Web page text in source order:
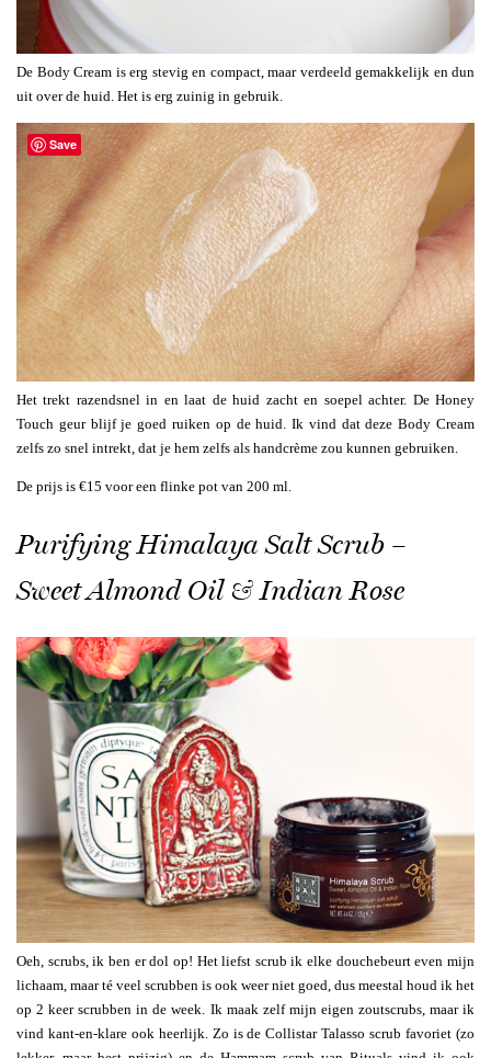
De Body Cream is erg stevig en compact, maar verdeeld gemakkelijk en dun
uit over de huid. Het is erg zuinig in gebruik.
Het trekt razendsnel in en laat de huid zacht en soepel achter. De Honey
Touch geur blijf je goed ruiken op de huid. Ik vind dat deze Body Cream
zelfs zo snel intrekt, dat je hem zelfs als handcrème zou kunnen gebruiken.
De prijs is €15 voor een flinke pot van 200 ml.
Purifying Himalaya Salt Scrub –
Sweet Almond Oil & Indian Rose
Oeh, scrubs, ik ben er dol op! Het liefst scrub ik elke douchebeurt even mijn
lichaam, maar té veel scrubben is ook weer niet goed, dus meestal houd ik het
op 2 keer scrubben in de week. Ik maak zelf mijn eigen zoutscrubs, maar ik
vind kant-en-klare ook heerlijk. Zo is de Collistar Talasso scrub favoriet (zo
Save